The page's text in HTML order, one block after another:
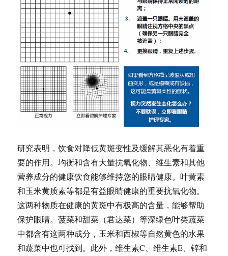
研究表明，饮食对降低黄斑变性及缓解其恶化有着重
要的作用。均衡和含有大量抗氧化物、维生素和其他
营养成分的健康饮食能够维持您的眼睛健康。叶黄素
和玉米黄质素等都是有益眼睛健康的重要抗氧化物。
这两种物质在健康的黄斑中有极高的含量，能够帮助
保护眼睛。菠菜和甜菜（君达菜）等深绿色叶类蔬菜
中都含有这两种成分，玉米和西椒等自然黄色的水果
和蔬菜中也可找到。此外，维生素C、维生素E、锌和